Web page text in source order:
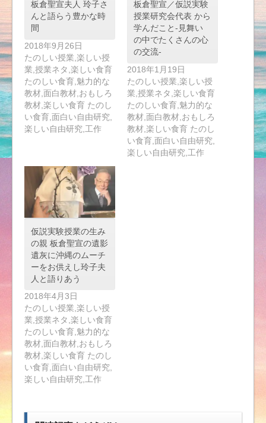
板倉聖宣夫人 玲子さ
んと語らう豊かな時
間
2018年9月26日
たのしい授業,楽しい授
業,授業ネタ,楽しい食育
たのしい食育,魅力的な
教材,面白教材,おもしろ
教材,楽しい食育 たのし
い食育,面白い自由研究,
楽しい自由研究,工作
板倉聖宣／仮説実験
授業研究会代表 から
学んだこと-見舞い
の中でたくさんの心
の交流-
2018年1月19日
たのしい授業,楽しい授
業,授業ネタ,楽しい食育
たのしい食育,魅力的な
教材,面白教材,おもしろ
教材,楽しい食育 たのし
い食育,面白い自由研究,
楽しい自由研究,工作
仮説実験授業の生み
の親 板倉聖宣の遺影
遺灰に沖縄のムーチ
ーをお供えし玲子夫
人と語りあう
2018年4月3日
たのしい授業,楽しい授
業,授業ネタ,楽しい食育
たのしい食育,魅力的な
教材,面白教材,おもしろ
教材,楽しい食育 たのし
い食育,面白い自由研究,
楽しい自由研究,工作